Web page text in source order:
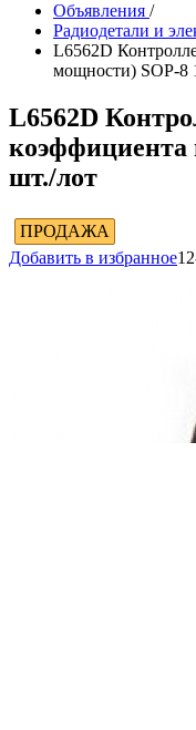
Объявления /
Радиодетали и
L6562D
мощности) SOP-8
L6562D
коэффициента
шт./лот
ПРОДАЖА
Добавить в избранное